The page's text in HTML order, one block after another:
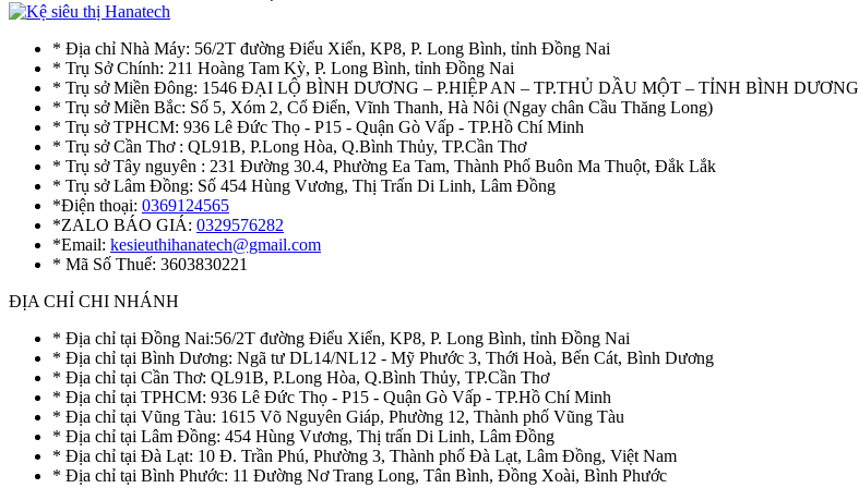
* Địa chỉ Nhà Máy: 56/2T đường Điểu Xiển, KP8, P. Long Bình, tỉnh Đồng Nai
* Trụ Sở Chính: 211 Hoàng Tam Kỳ, P. Long Bình, tỉnh Đồng Nai
* Trụ sở Miền Đông: 1546 ĐẠI LỘ BÌNH DƯƠNG – P.HIỆP AN – TP.THỦ DẦU MỘT – TỈNH BÌNH DƯƠNG
* Trụ sở Miền Bắc: Số 5, Xóm 2, Cổ Điển, Vĩnh Thanh, Hà Nôi (Ngay chân Cầu Thăng Long)
* Trụ sở TPHCM: 936 Lê Đức Thọ - P15 - Quận Gò Vấp - TP.Hồ Chí Minh
* Trụ sở Cần Thơ : QL91B, P.Long Hòa, Q.Bình Thủy, TP.Cần Thơ
* Trụ sở Tây nguyên : 231 Đường 30.4, Phường Ea Tam, Thành Phố Buôn Ma Thuột, Đắk Lắk
* Trụ sở Lâm Đồng: Số 454 Hùng Vương, Thị Trấn Di Linh, Lâm Đồng
*Điện thoại: 0369124565
*ZALO BÁO GIÁ: 0329576282
*Email: kesieuthihanatech@gmail.com
* Mã Số Thuế: 3603830221
ĐỊA CHỈ CHI NHÁNH
* Địa chỉ tại Đồng Nai:56/2T đường Điểu Xiển, KP8, P. Long Bình, tỉnh Đồng Nai
* Địa chỉ tại Bình Dương: Ngã tư DL14/NL12 - Mỹ Phước 3, Thới Hoà, Bến Cát, Bình Dương
* Địa chỉ tại Cần Thơ: QL91B, P.Long Hòa, Q.Bình Thủy, TP.Cần Thơ
* Địa chỉ tại TPHCM: 936 Lê Đức Thọ - P15 - Quận Gò Vấp - TP.Hồ Chí Minh
* Địa chỉ tại Vũng Tàu: 1615 Võ Nguyên Giáp, Phường 12, Thành phố Vũng Tàu
* Địa chỉ tại Lâm Đồng: 454 Hùng Vương, Thị trấn Di Linh, Lâm Đồng
* Địa chỉ tại Đà Lạt: 10 Đ. Trần Phú, Phường 3, Thành phố Đà Lạt, Lâm Đồng, Việt Nam
* Địa chỉ tại Bình Phước: 11 Đường Nơ Trang Long, Tân Bình, Đồng Xoài, Bình Phước